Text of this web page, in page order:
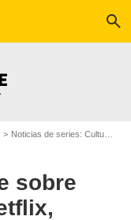
search
Noticias de series: Cultura Series
sobre